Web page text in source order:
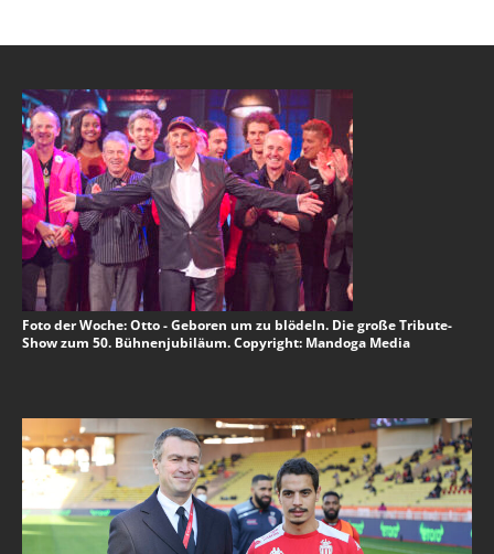
Foto der Woche: Otto - Geboren um zu blödeln. Die große Tribute-
Show zum 50. Bühnenjubiläum. Copyright: Mandoga Media